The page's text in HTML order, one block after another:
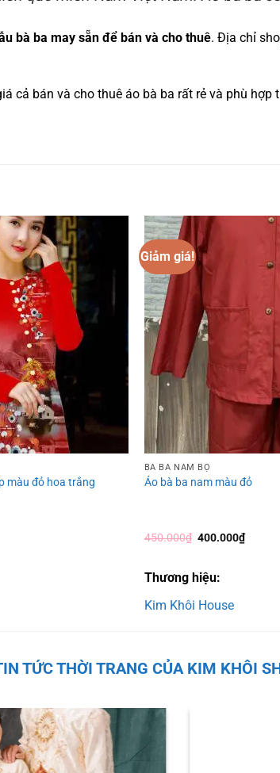
bà ba may sẵn để bán và cho thuê. Địa chỉ
cả bán và cho thuê áo bà ba rất rẻ và phù
màu đỏ hoa trắng
Giảm giá!
BÀ BA NAM BỘ
Áo bà ba nam màu đỏ
450.000₫ Giá
450.000₫.
400.000₫Giá
hiện
Thương hiệu:
Kim Khôi House
TỨC THỜI TRANG CỦA KIM KHÔI